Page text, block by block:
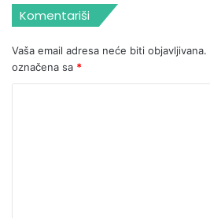
Komentariši
Vaša email adresa neće biti objavljivana.
označena sa *